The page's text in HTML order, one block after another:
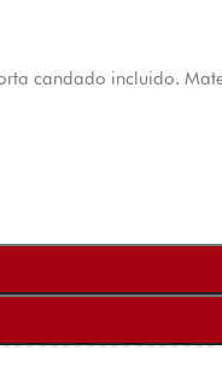
candado incluido.